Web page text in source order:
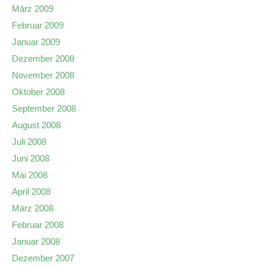
März 2009
Februar 2009
Januar 2009
Dezember 2008
November 2008
Oktober 2008
September 2008
August 2008
Juli 2008
Juni 2008
Mai 2008
April 2008
März 2008
Februar 2008
Januar 2008
Dezember 2007